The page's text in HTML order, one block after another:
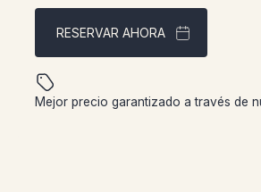
RESERVAR AHORA
Mejor precio garantizado a través de